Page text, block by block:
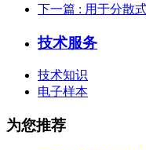
下一篇 : 用于分散
技术服务
技术知识
电子样本
为您推荐